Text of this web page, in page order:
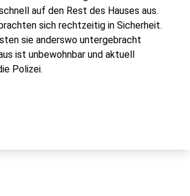
auf den Rest des Hauses aus.
sich rechtzeitig in Sicherheit.
sie anderswo untergebracht
ist unbewohnbar und aktuell
Polizei.